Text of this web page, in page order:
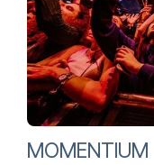
MOMENTIUM